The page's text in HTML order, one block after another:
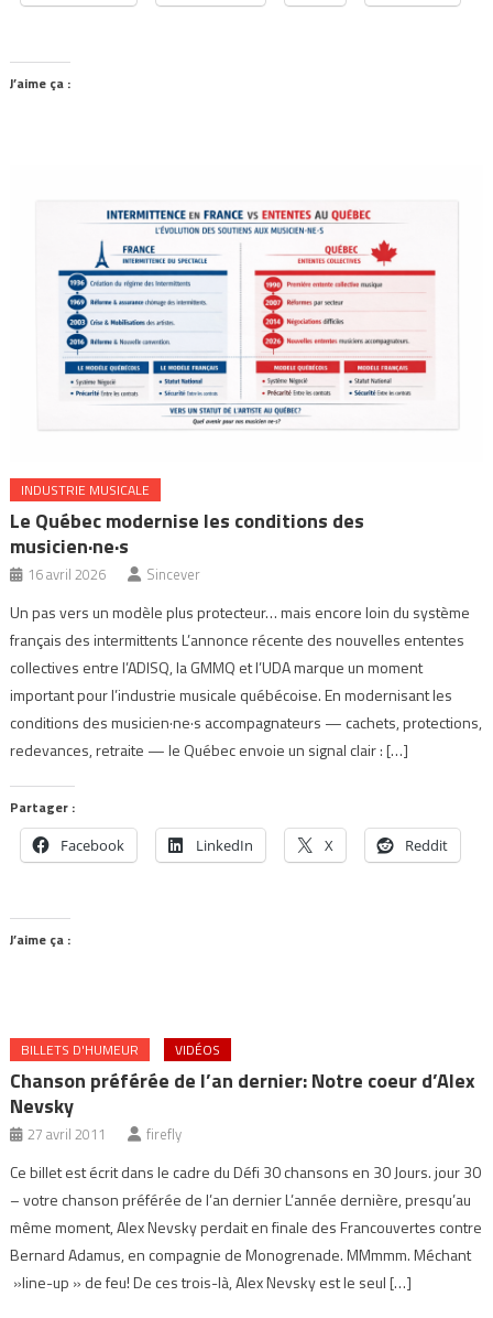
J’aime ça :
INDUSTRIE MUSICALE
Le Québec modernise les conditions des
musicien·ne·s
16 avril 2026 Sincever
Un pas vers un modèle plus protecteur… mais encore loin du système
français des intermittents L’annonce récente des nouvelles ententes
collectives entre l’ADISQ, la GMMQ et l’UDA marque un moment
important pour l’industrie musicale québécoise. En modernisant les
conditions des musicien·ne·s accompagnateurs — cachets, protections,
redevances, retraite — le Québec envoie un signal clair : […]
Partager :
Facebook LinkedIn X Reddit
J’aime ça :
BILLETS D'HUMEUR VIDÉOS
Chanson préférée de l’an dernier: Notre coeur d’Alex
Nevsky
27 avril 2011 firefly
Ce billet est écrit dans le cadre du Défi 30 chansons en 30 Jours. jour 30
– votre chanson préférée de l’an dernier L’année dernière, presqu’au
même moment, Alex Nevsky perdait en finale des Francouvertes contre
Bernard Adamus, en compagnie de Monogrenade. MMmmm. Méchant
»line-up » de feu! De ces trois-là, Alex Nevsky est le seul […]